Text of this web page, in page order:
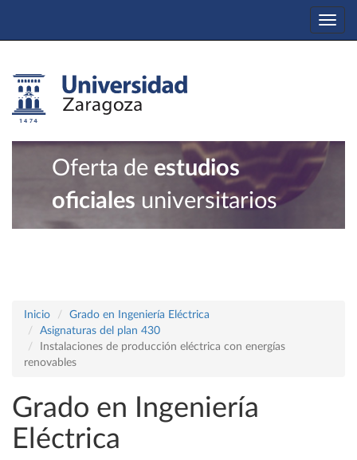
Oferta de estudios
oficiales universitarios
Inicio
Grado en Ingeniería Eléctrica
Asignaturas del plan 430
Instalaciones de producción eléctrica con energías
renovables
Grado en Ingeniería
Eléctrica